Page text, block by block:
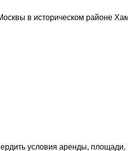
в историческом районе
условия аренды,